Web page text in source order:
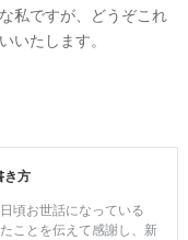
私ですが、どうぞこれ
いたします。